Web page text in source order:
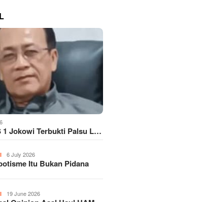
1 Jokowi Terbukti Palsu L…
6 July 2026
Itu Bukan Pidana
19 June 2026